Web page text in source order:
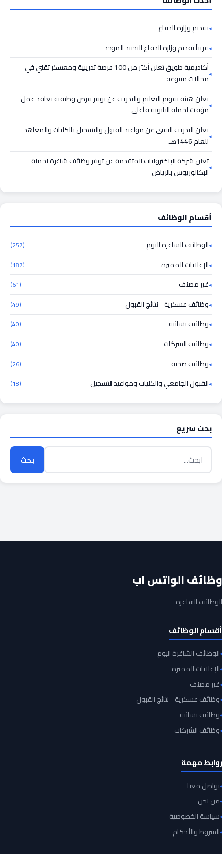
تقديم وزارة الدفاع
قريباً تقديم وزارة الدفاع التجنيد الموحد
أكاديمية طويق تعلن أكثر من 100 فرصة تدريبية ومعسكر تقني في
مجالات متنوعة
تعلن هيئة تقويم التعليم والتدريب عن توفر فرص وظيفية تعاقد عمل
مؤقت لحملة الثانوية فأعلى
يعلن التدريب التقني عن مواعيد القبول والتسجيل بالكليات والمعاهد
للعام 1446هـ
تعلن شركة الإلكترونيات المتقدمة عن توفر وظائف شاغرة لحملة
البكالوريوس بالرياض
أقسام الوظائف
الوظائف الشاغرة اليوم (257)
الإعلانات المميزة (187)
غير مصنف (61)
وظائف عسكرية - نتائج القبول (49)
وظائف نسائية (40)
وظائف الشركات (40)
وظائف صحية (26)
القبول الجامعي والكليات ومواعيد التسجيل (18)
بحث سريع
بحث
وظائف الواتس اب
الوظائف الشاغرة
أقسام الوظائف
الوظائف الشاغرة اليوم
الإعلانات المميزة
غير مصنف
وظائف عسكرية - نتائج القبول
وظائف نسائية
وظائف الشركات
روابط مهمة
تواصل معنا
من نحن
سياسة الخصوصية
الشروط والأحكام